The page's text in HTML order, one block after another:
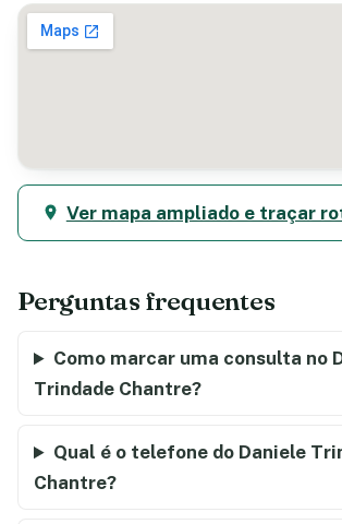
Ver mapa ampliado e traçar
Perguntas frequentes
Como marcar uma consulta no
Trindade Chantre?
Qual é o telefone do Daniele
Chantre?